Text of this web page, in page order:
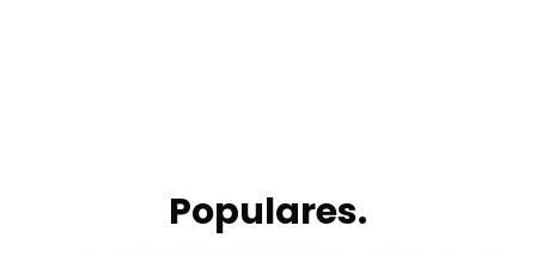
Populares.